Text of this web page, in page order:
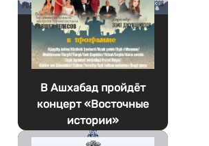
В Ашхабад пройдёт
концерт «Восточные
истории»